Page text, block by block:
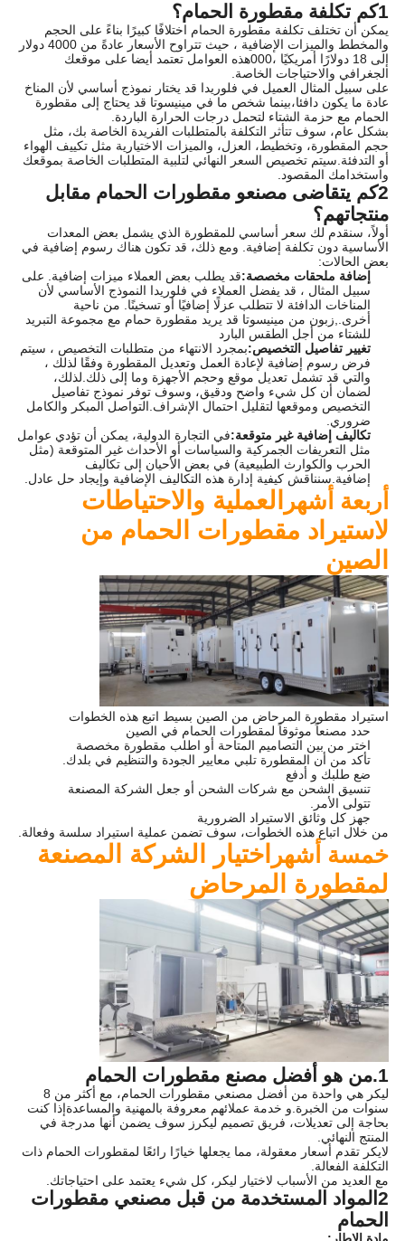
1كم تكلفة مقطورة الحمام؟
يمكن أن تختلف تكلفة مقطورة الحمام اختلافًا كبيرًا بناءً على الحجم
والمخطط والميزات الإضافية ، حيث تتراوح الأسعار عادةً من 4000 دولار
إلى 18 دولارًا أمريكيًا ،000هذه العوامل تعتمد أيضا على موقعك
الجغرافي والاحتياجات الخاصة.
على سبيل المثال العميل في فلوريدا قد يختار نموذج أساسي لأن المناخ
عادة ما يكون دافئا،بينما شخص ما في مينيسوتا قد يحتاج إلى مقطورة
الحمام مع حزمة الشتاء لتحمل درجات الحرارة الباردة.
بشكل عام، سوف تتأثر التكلفة بالمتطلبات الفريدة الخاصة بك، مثل
حجم المقطورة، وتخطيط، العزل، والميزات الاختيارية مثل تكييف الهواء
أو التدفئة.سيتم تخصيص السعر النهائي لتلبية المتطلبات الخاصة بموقعك
واستخدامك المقصود.
2كم يتقاضى مصنعو مقطورات الحمام مقابل
منتجاتهم؟
أولاً، سنقدم لك سعر أساسي للمقطورة الذي يشمل بعض المعدات
الأساسية دون تكلفة إضافية. ومع ذلك، قد تكون هناك رسوم إضافية في
بعض الحالات:
إضافة ملحقات مخصصة:قد يطلب بعض العملاء ميزات إضافية. على
سبيل المثال ، قد يفضل العملاء في فلوريدا النموذج الأساسي لأن
المناخات الدافئة لا تتطلب عزلًا إضافيًا أو تسخينًا. من ناحية
أخرى.,زبون من مينيسوتا قد يريد مقطورة حمام مع مجموعة التبريد
للشتاء من أجل الطقس البارد
تغيير تفاصيل التخصيص:بمجرد الانتهاء من متطلبات التخصيص ، سيتم
فرض رسوم إضافية لإعادة العمل وتعديل المقطورة وفقًا لذلك ،
والتي قد تشمل تعديل موقع وحجم الأجهزة وما إلى ذلك.لذلك،
لضمان أن كل شيء واضح ودقيق، وسوف توفر نموذج تفاصيل
التخصيص وموقعها لتقليل احتمال الإشراف.التواصل المبكر والكامل
ضروري.
تكاليف إضافية غير متوقعة:في التجارة الدولية، يمكن أن تؤدي عوامل
مثل التعريفات الجمركية والسياسات أو الأحداث غير المتوقعة (مثل
الحرب والكوارث الطبيعية) في بعض الأحيان إلى تكاليف
إضافية.سنناقش كيفية إدارة هذه التكاليف الإضافية وإيجاد حل عادل.
أربعة أشهر العملية والاحتياطات
لاستيراد مقطورات الحمام من
الصين
استيراد مقطورة المرحاض من الصين بسيط اتبع هذه الخطوات
حدد مصنعاً موثوقاً لمقطورات الحمام في الصين
اختر من بين التصاميم المتاحة أو اطلب مقطورة مخصصة
تأكد من أن المقطورة تلبي معايير الجودة والتنظيم في بلدك.
ضع طلبك و أدفع
تنسيق الشحن مع شركات الشحن أو جعل الشركة المصنعة
تتولى الأمر.
جهز كل وثائق الاستيراد الضرورية
من خلال اتباع هذه الخطوات، سوف تضمن عملية استيراد سلسة وفعالة.
خمسة أشهر اختيار الشركة المصنعة
لمقطورة المرحاض
1. من هو أفضل مصنع مقطورات الحمام
ليكر هي واحدة من أفضل مصنعي مقطورات الحمام، مع أكثر من 8
سنوات من الخبرة.و خدمة عملائهم معروفة بالمهنية والمساعدةإذا كنت
بحاجة إلى تعديلات، فريق تصميم ليكرز سوف يضمن أنها مدرجة في
المنتج النهائي.
لايكر تقدم أسعار معقولة، مما يجعلها خيارًا رائعًا لمقطورات الحمام ذات
التكلفة الفعالة.
مع العديد من الأسباب لاختيار ليكر، كل شيء يعتمد على احتياجاتك.
2المواد المستخدمة من قبل مصنعي مقطورات
الحمام